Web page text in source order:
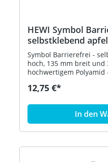
HEWI Symbol
selbstklebend
Symbol Barrierefrei -
hoch, 135 mm breit und
hochwertigem
12,75 €*
In den